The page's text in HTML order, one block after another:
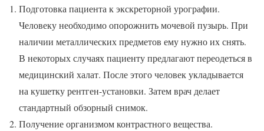
Подготовка пациента к экскреторной урографии.
Человеку необходимо опорожнить мочевой пузырь. При
наличии металлических предметов ему нужно их снять.
В некоторых случаях пациенту предлагают переодеться в
медицинский халат. После этого человек укладывается
на кушетку рентген-установки. Затем врач делает
стандартный обзорный снимок.
Получение организмом контрастного вещества.